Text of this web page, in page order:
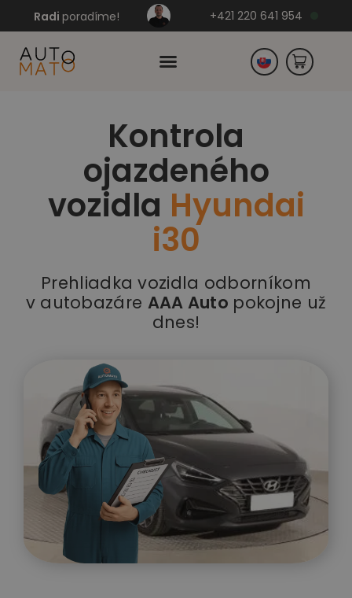
Radi poradíme! +421 220 641 954
Kontrola
ojazdeného
vozidla Hyundai
i30
Prehliadka vozidla odborníkom
v autobazáre AAA Auto pokojne už
dnes!